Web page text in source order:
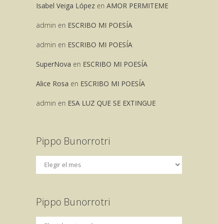
Isabel Veiga López en AMOR PERMITEME
admin en ESCRIBO MI POESÍA
admin en ESCRIBO MI POESÍA
SuperNova en ESCRIBO MI POESÍA
Alice Rosa en ESCRIBO MI POESÍA
admin en ESA LUZ QUE SE EXTINGUE
Pippo Bunorrotri
Pippo Bunorrotri